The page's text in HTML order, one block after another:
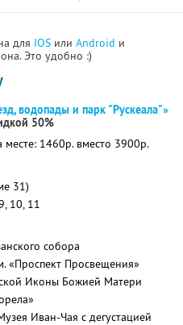
для IOS или Android и
Это удобно :)
водопады и парк "Рускеала"»
50%
1460р. вместо 3900р.
31)
10, 11
собора
«Проспект Просвещения»
Иконы Божией Матери
Иван-Чая с дегустацией